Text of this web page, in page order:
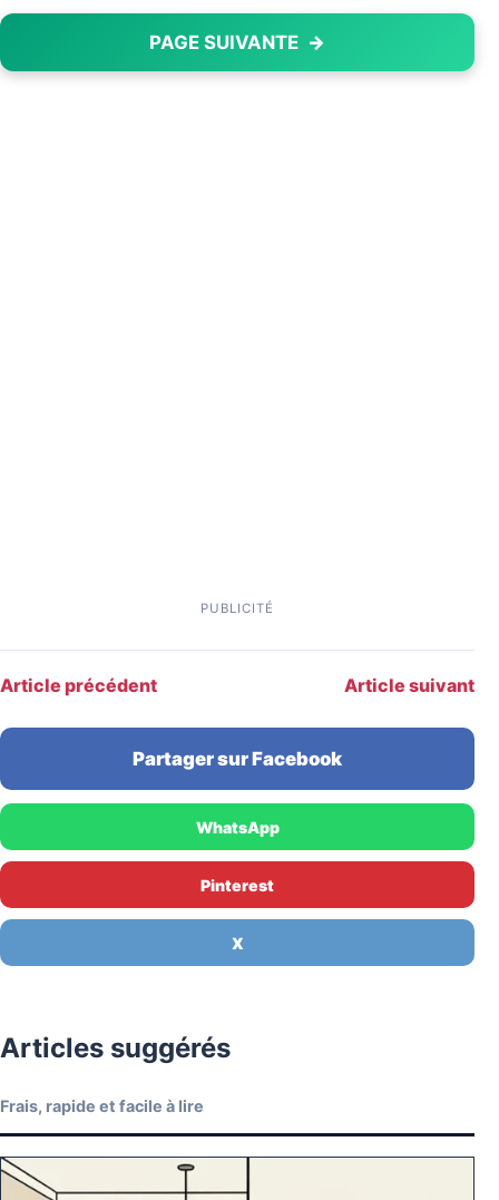
PAGE SUIVANTE →
PUBLICITÉ
Article précédent Article suivant
Partager sur Facebook
WhatsApp
Pinterest
X
Articles suggérés
Frais, rapide et facile à lire